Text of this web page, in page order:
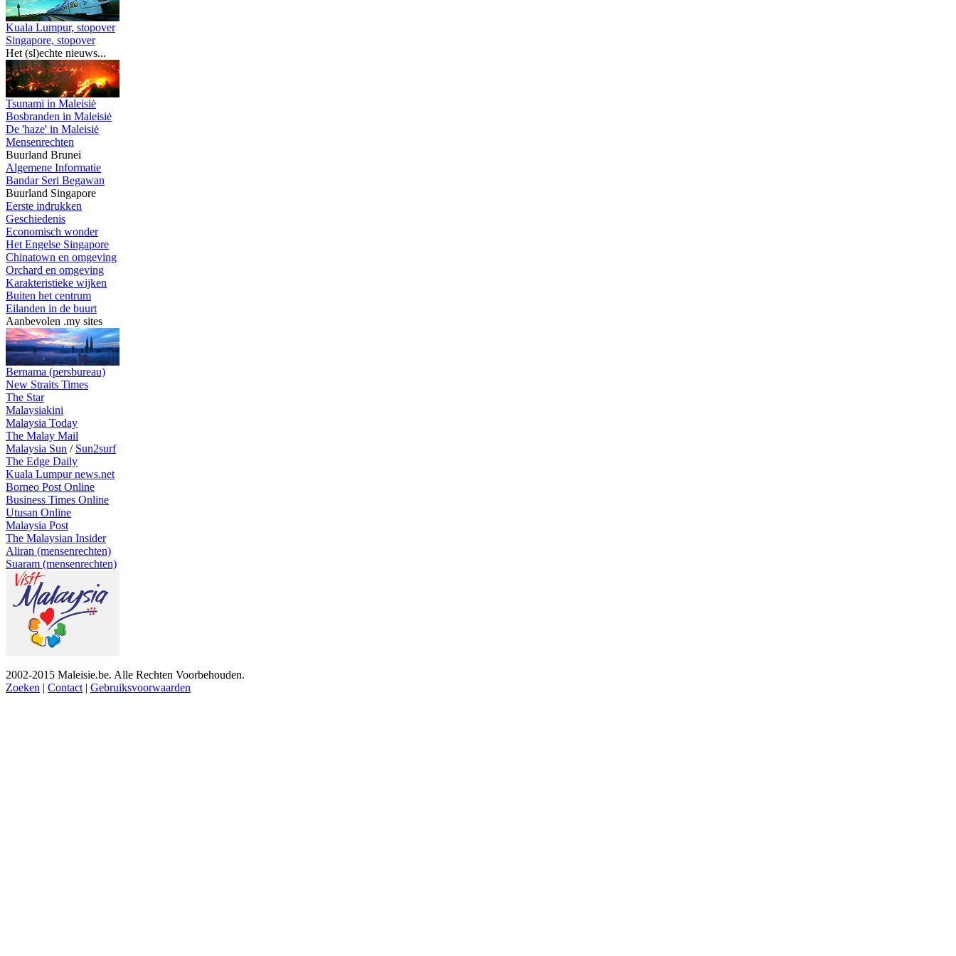
Kuala Lumpur, stopover
Singapore, stopover
Het (sl)echte nieuws...
Tsunami in Maleisiė
Bosbranden in Maleisiė
De 'haze' in Maleisiė
Mensenrechten
Buurland Brunei
Algemene Informatie
Bandar Seri Begawan
Buurland Singapore
Eerste indrukken
Geschiedenis
Economisch wonder
Het Engelse Singapore
Chinatown en omgeving
Orchard en omgeving
Karakteristieke wijken
Buiten het centrum
Eilanden in de buurt
Aanbevolen .my sites
Bernama (persbureau)
New Straits Times
The Star
Malaysiakini
Malaysia Today
The Malay Mail
Malaysia Sun / Sun2surf
The Edge Daily
Kuala Lumpur news.net
Borneo Post Online
Business Times Online
Utusan Online
Malaysia Post
The Malaysian Insider
Aliran (mensenrechten)
Suaram (mensenrechten)
2002-2015 Maleisie.be. Alle Rechten Voorbehouden.
Zoeken | Contact | Gebruiksvoorwaarden